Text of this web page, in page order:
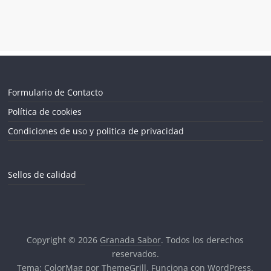
Formulario de Contacto
Política de cookies
Condiciones de uso y politica de privacidad
Sellos de calidad
Copyright © 2026 Granada Sabor. Todos los derechos
reservados.
Tema: ColorMag por ThemeGrill. Funciona conWordPress.